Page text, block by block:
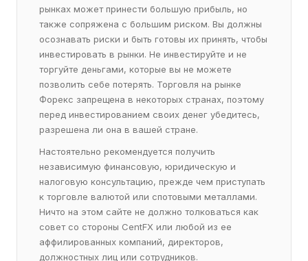
рынках может принести большую прибыль, но
также сопряжена с большим риском. Вы должны
осознавать риски и быть готовы их принять, чтобы
инвестировать в рынки. Не инвестируйте и не
торгуйте деньгами, которые вы не можете
позволить себе потерять. Торговля на рынке
Форекс запрещена в некоторых странах, поэтому
перед инвестированием своих денег убедитесь,
разрешена ли она в вашей стране.
Настоятельно рекомендуется получить
независимую финансовую, юридическую и
налоговую консультацию, прежде чем приступать
к торговле валютой или спотовыми металлами.
Ничто на этом сайте не должно толковаться как
совет со стороны CentFX или любой из ее
аффилированных компаний, директоров,
должностных лиц или сотрудников.